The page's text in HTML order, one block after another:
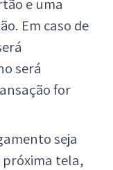
Em caso de
será
for
seja
tela,